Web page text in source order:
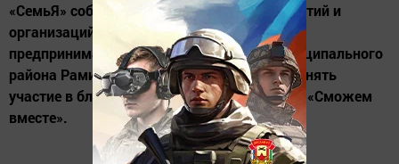
«СемьЯ» собрались руководители предприятий и
организаций города, а также местные
предприниматели. Глава Бавлинского муниципального
района Рамиль Гатиятуллин призвал их принять
участие в благотворительном мероприятии «Сможем
вместе».